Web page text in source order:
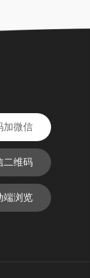
加微信
二维码
端浏览